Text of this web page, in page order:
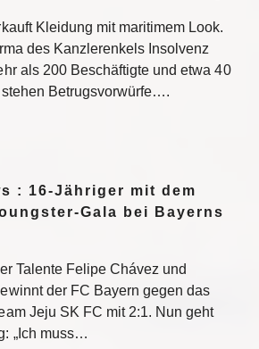
Kleidung mit maritimem Look.
des Kanzlerenkels Insolvenz
als 200 Beschäftigte und etwa 40
Betrugsvorwürfe….
: 16-Jähriger mit dem
Gala bei Bayerns
Talente Felipe Chávez und
der FC Bayern gegen das
Jeju SK FC mit 2:1. Nun geht
„Ich muss…